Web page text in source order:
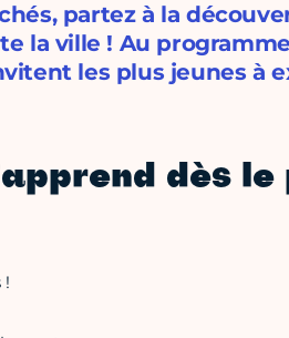
partez à la
la ville ! Au
les plus jeunes à
dès le
!